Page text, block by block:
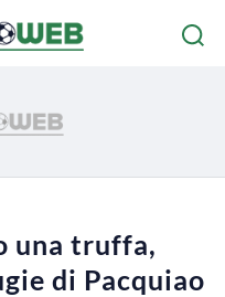
una truffa,
di Pacquiao